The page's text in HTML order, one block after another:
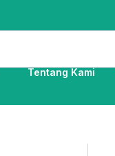
Tentang Kami